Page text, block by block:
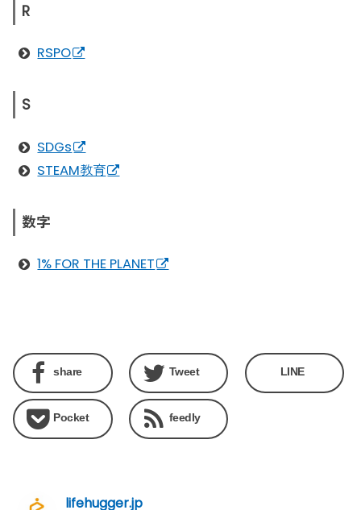
R
RSPO
S
SDGs
STEAM教育
数字
1% FOR THE PLANET
share Tweet LINE
Pocket feedly
lifehugger.jp